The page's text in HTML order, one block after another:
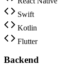
Swift
Kotlin
Flutter
Backend